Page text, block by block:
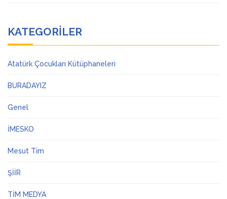
KATEGORILER
Atatürk Çocukları Kütüphaneleri
BURADAYIZ
Genel
İMESKO
Mesut Tim
ŞİİR
TİM MEDYA